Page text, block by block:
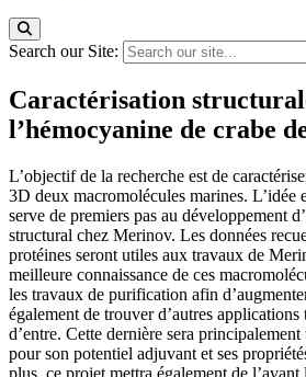
Search our Site:
Caractérisation
l’hémocyanine de crabe
L’objectif de la recherche est de
3D deux macromolécules marines. L’idée
serve de premiers pas au développement
structural chez Merinov. Les données
protéines seront utiles aux travaux de
meilleure connaissance de ces
les travaux de purification afin
également de trouver d’autres
d’entre. Cette dernière sera
pour son potentiel adjuvant et ses
plus, ce projet mettra également de